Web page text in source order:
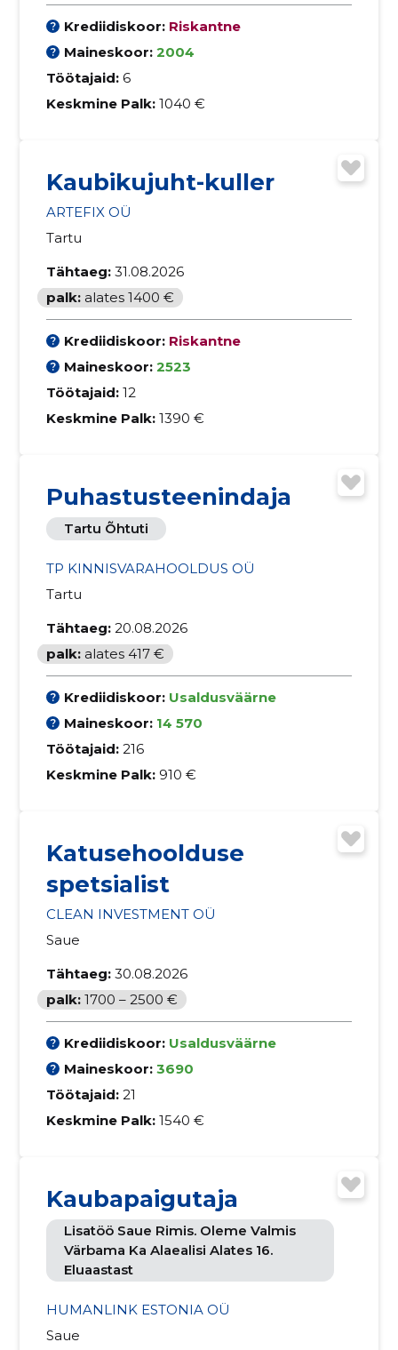
Krediidiskoor: Riskantne
Maineskoor: 2004
Töötajaid: 6
Keskmine Palk: 1040 €
Kaubikujuht-kuller
ARTEFIX OÜ
Tartu
Tähtaeg: 31.08.2026
palk: alates 1400 €
Krediidiskoor: Riskantne
Maineskoor: 2523
Töötajaid: 12
Keskmine Palk: 1390 €
Puhastusteenindaja
Tartu Õhtuti
TP KINNISVARAHOOLDUS OÜ
Tartu
Tähtaeg: 20.08.2026
palk: alates 417 €
Krediidiskoor: Usaldusväärne
Maineskoor: 14 570
Töötajaid: 216
Keskmine Palk: 910 €
Katusehoolduse
spetsialist
CLEAN INVESTMENT OÜ
Saue
Tähtaeg: 30.08.2026
palk: 1700 – 2500 €
Krediidiskoor: Usaldusväärne
Maineskoor: 3690
Töötajaid: 21
Keskmine Palk: 1540 €
Kaubapaigutaja
Lisatöö Saue Rimis. Oleme Valmis
Värbama Ka Alaealisi Alates 16.
Eluaastast
HUMANLINK ESTONIA OÜ
Saue